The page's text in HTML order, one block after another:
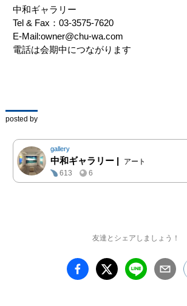
中和ギャラリー
Tel & Fax：03-3575-7620
E-Mail:owner@chu-wa.com
電話は会期中につながります
posted by
gallery
中和ギャラリー |
アート
613
6
友達とシェアしましょう！